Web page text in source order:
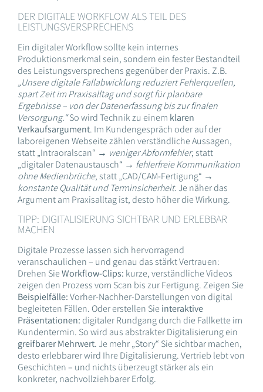
DER DIGITALE WORKFLOW ALS TEIL DES
LEISTUNGSVERSPRECHENS
Ein digitaler Workflow sollte kein internes
Produktionsmerkmal sein, sondern ein fester Bestandteil
des Leistungsversprechens gegenüber der Praxis. Z.B.
„Unsere digitale Fallabwicklung reduziert Fehlerquellen,
spart Zeit im Praxisalltag und sorgt für planbare
Ergebnisse – von der Datenerfassung bis zur finalen
Versorgung.“So wird Technik zu einem klaren
Verkaufsargument. Im Kundengespräch oder auf der
laboreigenen Webseite zählen verständliche Aussagen,
statt „Intraoralscan“ → weniger Abformfehler, statt
„digitaler Datenaustausch“ → fehlerfreie Kommunikation
ohne Medienbrüche, statt „CAD/CAM-Fertigung“ →
konstante Qualität und Terminsicherheit. Je näher das
Argument am Praxisalltag ist, desto höher die Wirkung.
TIPP: DIGITALISIERUNG SICHTBAR UND ERLEBBAR
MACHEN
Digitale Prozesse lassen sich hervorragend
veranschaulichen – und genau das stärkt Vertrauen:
Drehen SieWorkflow-Clips: kurze, verständliche Videos
zeigen den Prozess vom Scan bis zur Fertigung. Zeigen Sie
Beispielfälle:Vorher-Nachher-Darstellungen von digital
begleiteten Fällen. Oder erstellen Sieinteraktive
Präsentationen:digitaler Rundgang durch die Fallkette im
Kundentermin. So wird aus abstrakter Digitalisierung ein
greifbarer Mehrwert. Je mehr „Story“ Sie sichtbar machen,
desto erlebbarer wird Ihre Digitalisierung. Vertrieb lebt von
Geschichten – und nichts überzeugt stärker als ein
konkreter, nachvollziehbarer Erfolg.